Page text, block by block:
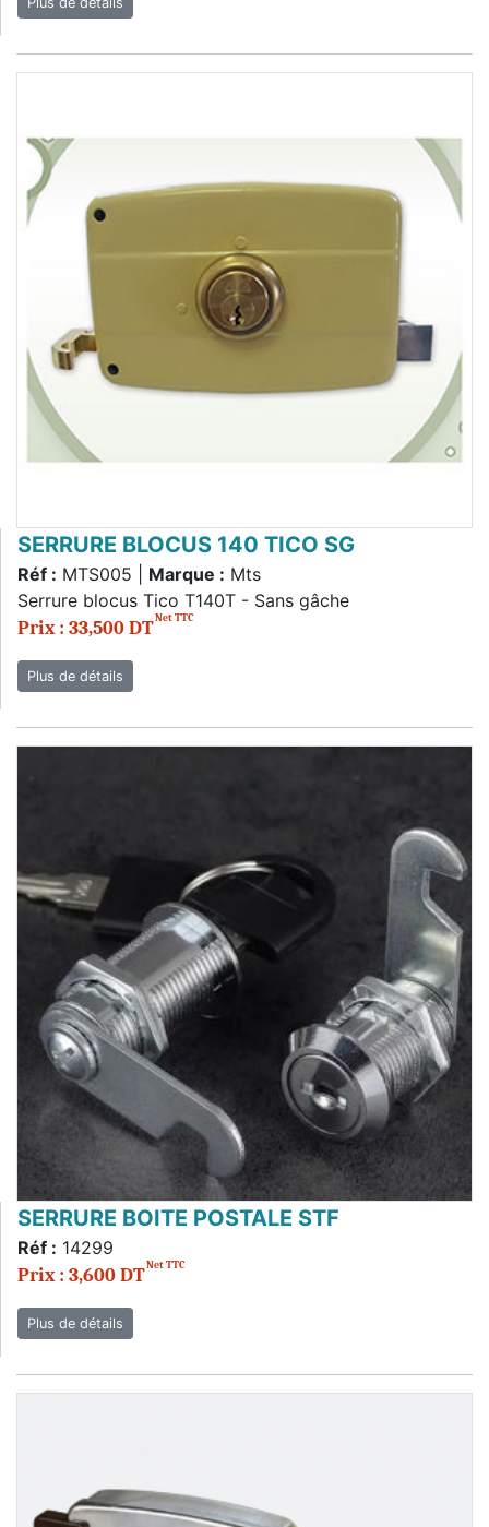
SERRURE BLOCUS 140 TICO SG
Réf : MTS005 | Marque : Mts
Serrure blocus Tico T140T - Sans gâche
Prix : 33,500 DTNet TTC
Plus de détails
SERRURE BOITE POSTALE STF
Réf : 14299
Prix : 3,600 DTNet TTC
Plus de détails